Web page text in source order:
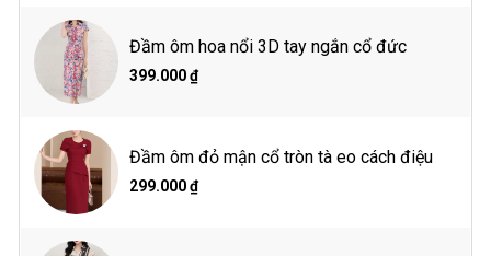
Đầm ôm hoa nổi 3D tay ngắn cổ đức
399.000 ₫
Đầm ôm đỏ mận cổ tròn tà eo cách điệu
299.000 ₫
Thông số sản phẩma
Size M: 38*88*71
Size L: 39*92*76
Size XL: 40*96*80